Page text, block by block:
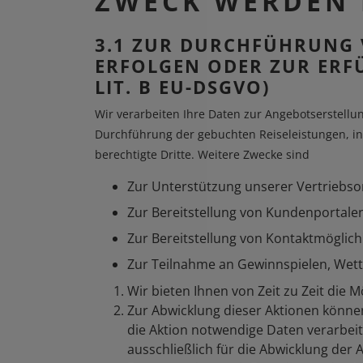
3.1 ZUR DURCHFÜHRUNG
ERFOLGEN ODER ZUR
LIT. B EU-DSGVO)
Wir verarbeiten Ihre Daten zur
Durchführung der gebuchten Reiseleistungen,
berechtigte Dritte. Weitere Zwecke sind
Zur Unterstützung unserer
Zur Bereitstellung von
Zur Bereitstellung von
Zur Teilnahme an Gewinnspielen,
Wir bieten Ihnen von Zeit zu Zeit die
Zur Abwicklung dieser Aktionen
die Aktion notwendige Daten
ausschließlich für die Abwicklung der